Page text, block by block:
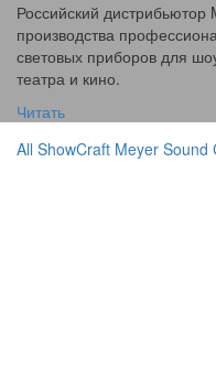
Российский
производства
световых приборов для
театра и кино.
Читать
All ShowCraft Meyer Sound